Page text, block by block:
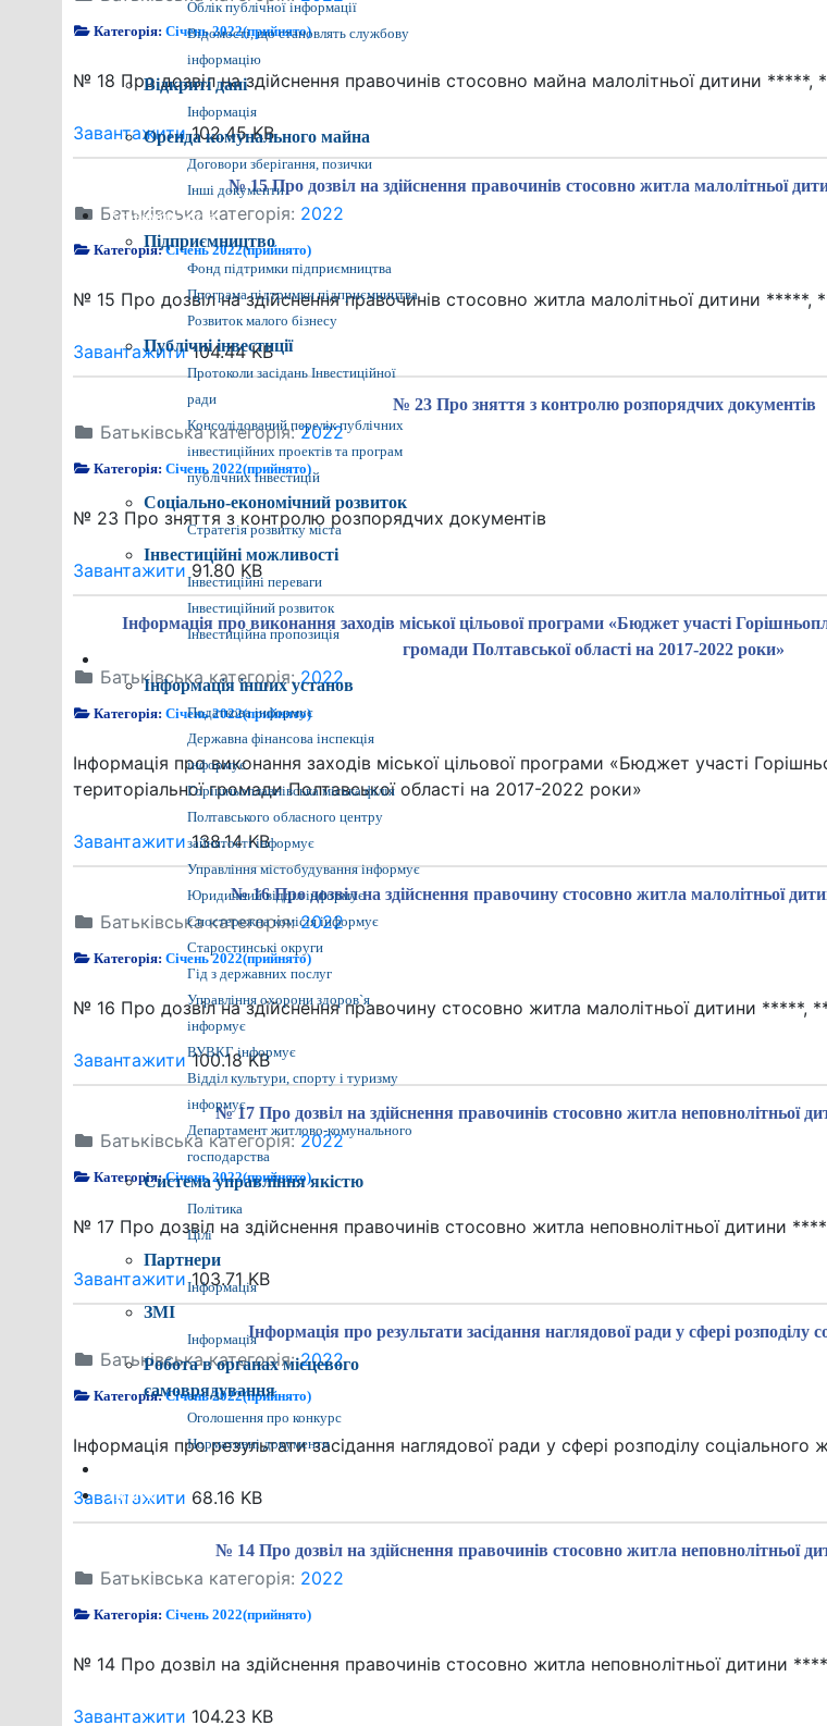
Облік публічної інформації
Відомості, що становлять службову
інформацію
Відкриті дані
Інформація
Оренда комунального майна
Договори зберігання, позички
Інші документи
Економіка міста
Підприємництво
Фонд підтримки підприємництва
Програма підтримки підприємництва
Розвиток малого бізнесу
Публічні інвестиції
Протоколи засідань Інвестиційної
ради
Консолідований перелік публічних
інвестиційних проектів та програм
публічних інвестицій
Соціально-економічний розвиток
Стратегія розвитку міста
Інвестиційні можливості
Інвестиційні переваги
Інвестиційний розвиток
Інвестиційна пропозиція
Інформація інших установ
Податкова інформує
Державна фінансова інспекція
інформує
Горішньоплавнівська міська філія
Полтавського обласного центру
зайнятості інформує
Управління містобудування інформує
Юридичний відділ інформує
Спостережна комісія інформує
Старостинські округи
Гід з державних послуг
Управління охорони здоров`я
інформує
ВУВКГ інформує
Відділ культури, спорту і туризму
інформує
Департамент житлово-комунального
господарства
Система управління якістю
Політика
Цілі
Партнери
Інформація
ЗМІ
Інформація
Робота в органах місцевого
самоврядування
Оголошення про конкурс
Нормативні документи
Пошук
Категорія:Січень 2022(прийнято)
№ 18 Про дозвіл на здійснення правочинів стосовно майна малолітньої дитини *****,
Завантажити102.45 KB
№ 15 Про дозвіл на здійснення правочинів стосовно житла малолітньої
Батьківська категорія: 2022
Категорія:Січень 2022(прийнято)
№ 15 Про дозвіл на здійснення правочинів стосовно житла малолітньої дитини *****,
Завантажити104.44 KB
№ 23 Про зняття з контролю розпорядчих документів
Батьківська категорія:2022
Категорія:Січень 2022(прийнято)
№ 23 Про зняття з контролю розпорядчих документів
Завантажити 91.80 KB
Інформація про виконання заходів міської цільової програми «Бюджет участі
громади Полтавської області на 2017-2022 роки»
Батьківська категорія:2022
Категорія:Січень 2022(прийнято)
Інформація про виконання заходів міської цільової програми «Бюджет участі
територіальної громади Полтавської області на 2017-2022 роки»
Завантажити138.14 KB
№ 16 Про дозвіл на здійснення правочину стосовно житла малолітньої
Батьківська категорія:2022
Категорія:Січень 2022(прийнято)
№ 16 Про дозвіл на здійснення правочину стосовно житла малолітньої дитини *****,
Завантажити100.18 KB
№ 17 Про дозвіл на здійснення правочинів стосовно житла
Батьківська категорія:2022
Категорія:Січень 2022(прийнято)
№ 17 Про дозвіл на здійснення правочинів стосовно житла неповнолітньої дитини
Завантажити103.71 KB
Інформація про результати засідання наглядової ради у сфері розподілу
Батьківська категорія:2022
Категорія:Січень 2022(прийнято)
Інформація про результати засідання наглядової ради у сфері розподілу соціального
Завантажити 68.16 KB
№ 14 Про дозвіл на здійснення правочинів стосовно житла
Батьківська категорія: 2022
Категорія:Січень 2022(прийнято)
№ 14 Про дозвіл на здійснення правочинів стосовно житла неповнолітньої дитини
Завантажити 104.23 KB